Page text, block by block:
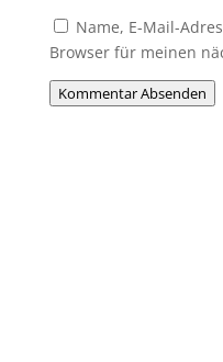
Name, E-Mail-
Browser für meinen
Kommentar Absenden